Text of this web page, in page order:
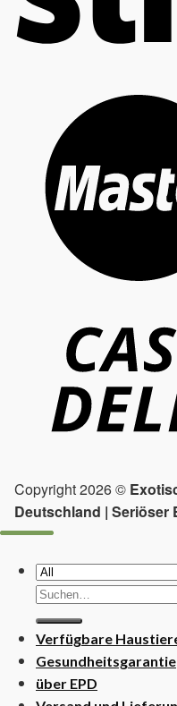
Copyright 2026 ©
Deutschland | Seriöser
Suchen
nach:
Verfügbare
Gesundheitsgarantie
über EPD